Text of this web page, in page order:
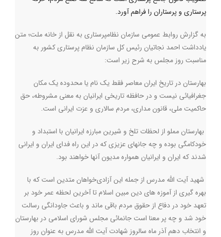
پرستاری و پرستاران را فراهم آورد.
به گزارش روابط عمومی سازمان نظامپرستاری به نقل از خانه ملت؛ متن
یادداشت احمد نجاتیان رئیس کل سازمان نظام پرستاری کشور به
مناسبت روز مجلس به شرح زیر است:
بهارستان در تاریخ ایران معاصر فقط یک نام یا محدوده یک مکان
جغرافیائی نیست و در حافظه تاریخی ایرانیان به معنی مشروطه، حق
حاکمیت ملی، قانون مداری، مردم سالاری و عزت ایرانی است.
بهارستان مملو از لحظات تلخ و شیرین مبارزه ایرانیان با استبداد و
خودکامگی بوده و چه جانهای عزیزی که در این راه فدای ایران و ایرانی
شدند که ایران و ایرانیان همواره مدیون آنها خواهند بود.
شهید آیت الله مدرس از جمله این آزادی‌خواهان متدین است که با
بهره گیری از آموزه های دین مبین اسلام تا آخرین لحظه عمر خود بر
تعهد خود در دفاع از حقوق مردم باقی ماند و باعث جاودانگی رسالت
خود شد و چه پر معنا است جانمائی مجلس شورای اسلامی در بهارستان
و انتخاب دهم آذر ماه سالروز شهادت آیت الله مدرس به عنوان روز